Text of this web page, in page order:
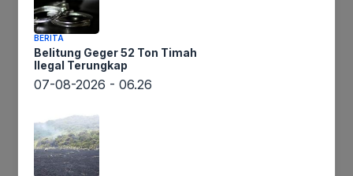
20 Oktober mendatang berjalan aman. Keyakinan
Maruli ini didasari oleh fakta bahwa hingga saat
ini, pihaknya tidak mendeteksi adanya gelombang
atau pergerakan yang berpotensi menciptakan
BERITA
Belitung Geger 52 Ton Timah
Ilegal Terungkap
07-08-2026 - 06.26